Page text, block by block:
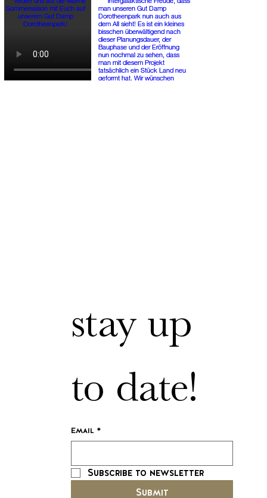
stay up
to date!
Email *
Subscribe to newsletter
Submit